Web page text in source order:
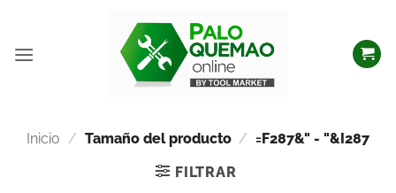
Inicio / Tamaño del producto / =F287&" - "&I287
FILTRAR